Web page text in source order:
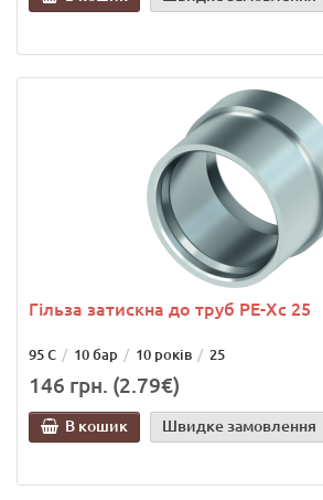
Гільза затискна до труб РЕ-Хс 25
95 С 10 бар 10 років 25
146 грн. (2.79€)
В кошик Швидке замовлення